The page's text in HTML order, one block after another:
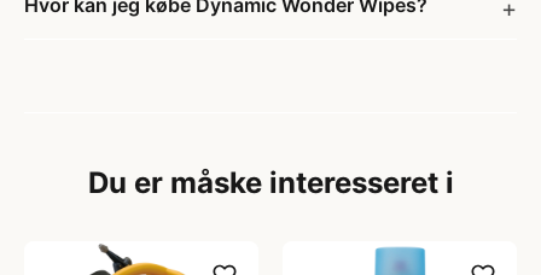
Hvor kan jeg købe Dynamic Wonder Wipes?
Du er måske interesseret i